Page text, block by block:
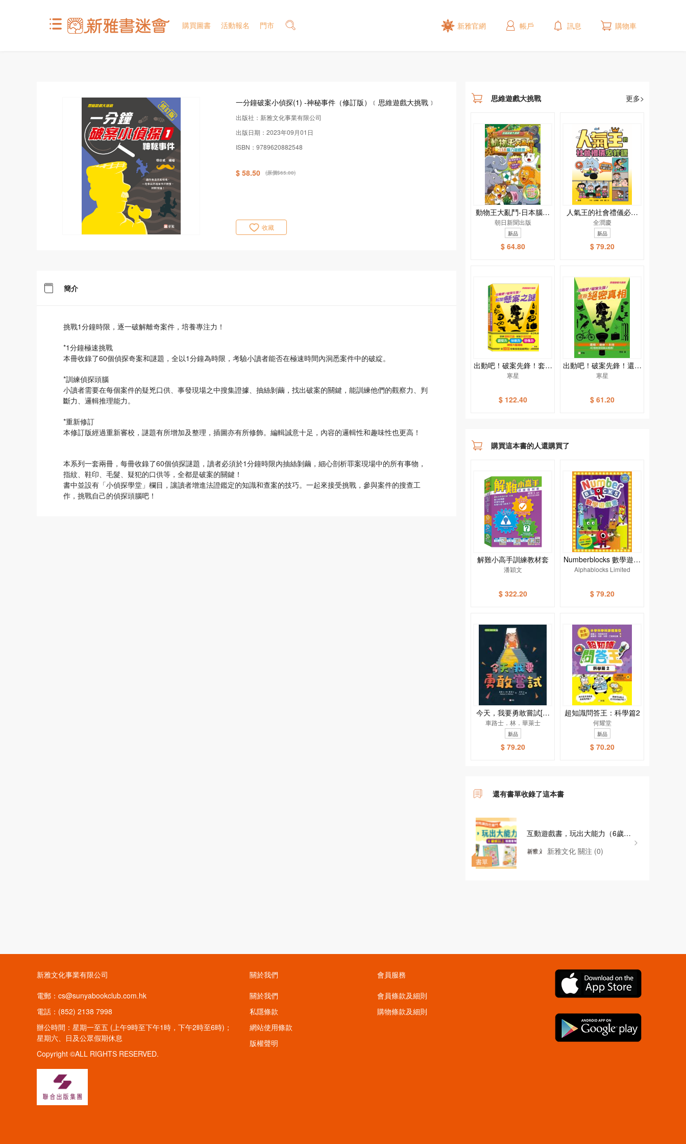
一分鐘破案小偵探(1) -神秘事件（修訂版）﹝思維遊戲大挑戰﹞
出版社：新雅文化事業有限公司
出版日期：2023年09月01日
ISBN：9789620882548
$ 58.50 (原價$65.00)
收藏
簡介
挑戰1分鐘時限，逐一破解離奇案件，培養專注力！
*1分鐘極速挑戰
本冊收錄了60個偵探奇案和謎題，全以1分鐘為時限，考驗小讀者能否在極速時間內洞悉案件中的破綻。
*訓練偵探頭腦
小讀者需要在每個案件的疑兇口供、事發現場之中搜集證據、抽絲剝繭，找出破案的關鍵，能訓練他們的觀察力、判
斷力、邏輯推理能力。
*重新修訂
本修訂版經過重新審校，謎題有所增加及整理，插圖亦有所修飾。編輯誠意十足，內容的邏輯性和趣味性也更高！
本系列一套兩冊，每冊收錄了60個偵探謎題，讀者必須於1分鐘時限內抽絲剝繭，細心剖析罪案現場中的所有事物，
指紋、鞋印、毛髮、疑犯的口供等，全都是破案的關鍵！
書中並設有「小偵探學堂」欄目，讓讀者增進法證鑑定的知識和查案的技巧。一起來接受挑戰，參與案件的搜查工
作，挑戰自己的偵探頭腦吧！
思維遊戲大挑戰 更多>
動物王大亂鬥-日本腦力
遊戲書[思維遊戲大挑戰]
朝日新聞出版
新品
$ 64.80
人氣王的社會禮儀必修
課：科學拆解不當行為
全潤慶
新品
$ 79.20
出動吧！破案先鋒！套裝
（一套2冊）
寒星
$ 122.40
出動吧！破案先鋒！還原
絕密真相
寒星
$ 61.20
購買這本書的人還購買了
解難小高手訓練教材套
潘穎文
$ 322.20
Numberblocks 數學遊戲
書
Alphablocks Limited
$ 79.20
今天，我要勇敢嘗試[新
雅．繪本館]
車路士．林．華萊士
新品
$ 79.20
超知識問答王：科學篇2
何耀堂
新品
$ 70.20
還有書單收錄了這本書
書單
互動遊戲書，玩出大能力（6歲或
新雅文化 關注 (0)
購買圖書 活動報名 門市 新雅官網 帳戶 訊息 購物車
新雅文化事業有限公司
電郵：cs@sunyabookclub.com.hk
電話：(852) 2138 7998
辦公時間：星期一至五 (上午9時至下午1時，下午2時至6時)；
星期六、日及公眾假期休息
Copyright ©ALL RIGHTS RESERVED.
關於我們
關於我們
私隱條款
網站使用條款
版權聲明
會員服務
會員條款及細則
購物條款及細則